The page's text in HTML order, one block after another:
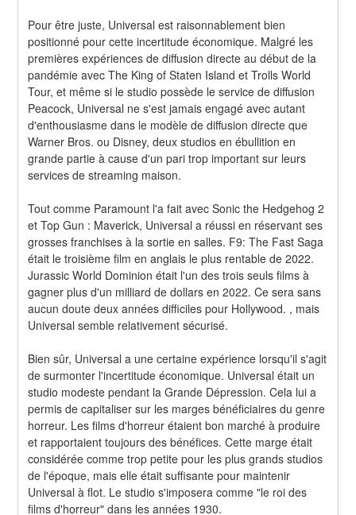
Pour être juste, Universal est raisonnablement bien
positionné pour cette incertitude économique. Malgré les
premières expériences de diffusion directe au début de la
pandémie avec The King of Staten Island et Trolls World
Tour, et même si le studio possède le service de diffusion
Peacock, Universal ne s'est jamais engagé avec autant
d'enthousiasme dans le modèle de diffusion directe que
Warner Bros. ou Disney, deux studios en ébullition en
grande partie à cause d'un pari trop important sur leurs
services de streaming maison.
Tout comme Paramount l'a fait avec Sonic the Hedgehog 2
et Top Gun : Maverick, Universal a réussi en réservant ses
grosses franchises à la sortie en salles. F9: The Fast Saga
était le troisième film en anglais le plus rentable de 2022.
Jurassic World Dominion était l'un des trois seuls films à
gagner plus d'un milliard de dollars en 2022. Ce sera sans
aucun doute deux années difficiles pour Hollywood. , mais
Universal semble relativement sécurisé.
Bien sûr, Universal a une certaine expérience lorsqu'il s'agit
de surmonter l'incertitude économique. Universal était un
studio modeste pendant la Grande Dépression. Cela lui a
permis de capitaliser sur les marges bénéficiaires du genre
horreur. Les films d'horreur étaient bon marché à produire
et rapportaient toujours des bénéfices. Cette marge était
considérée comme trop petite pour les plus grands studios
de l'époque, mais elle était suffisante pour maintenir
Universal à flot. Le studio s'imposera comme "le roi des
films d'horreur" dans les années 1930.